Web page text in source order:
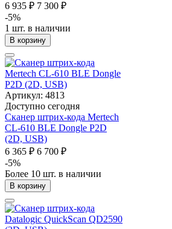
6 935 ₽ 7 300 ₽
-5%
1 шт. в наличии
В корзину
Артикул: 4813
Доступно сегодня
Сканер штрих-кода Mertech
CL-610 BLE Dongle P2D
(2D, USB)
6 365 ₽ 6 700 ₽
-5%
Более 10 шт. в наличии
В корзину